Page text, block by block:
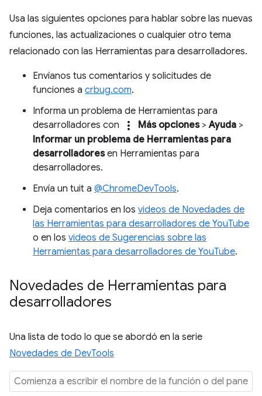
Usa las siguientes opciones para hablar sobre las nuevas
funciones, las actualizaciones o cualquier otro tema
relacionado con las Herramientas para desarrolladores.
Envíanos tus comentarios y solicitudes de
funciones a crbug.com.
Informa un problema de Herramientas para
desarrolladores con
more_vert Más opciones>Ayuda >
Informar un problema de Herramientas para
desarrolladoresen Herramientas para
desarrolladores.
Envía un tuit a @ChromeDevTools.
Deja comentarios en los videos de Novedades de
las Herramientas para desarrolladores de YouTube
o en los videos de Sugerencias sobre las
Herramientas para desarrolladores de YouTube.
Novedades de Herramientas para
desarrolladores
Una lista de todo lo que se abordó en la serie
Novedades de DevTools